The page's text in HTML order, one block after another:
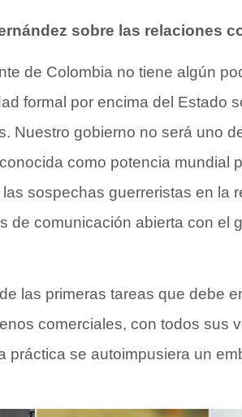
sobre las relaciones
de Colombia no tiene algún
formal por encima del Estado
Nuestro gobierno no será uno
como potencia mundial
sospechas guerreristas en la
de comunicación abierta con el
las primeras tareas que debe
comerciales, con todos sus
práctica se autoimpusiera un